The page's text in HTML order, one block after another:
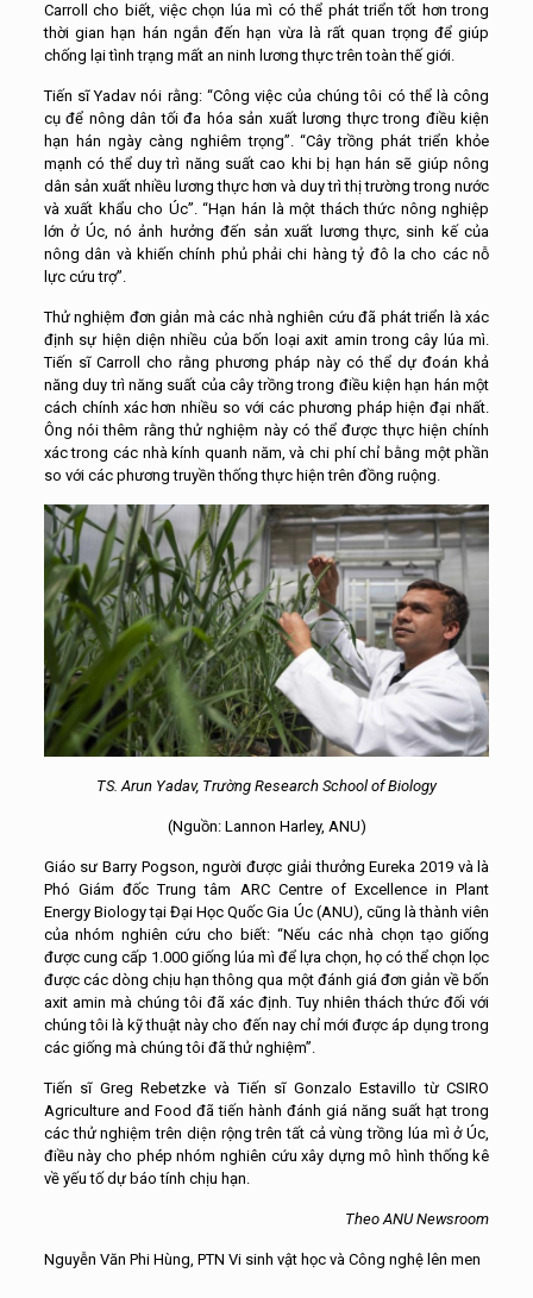
Carroll cho biết, việc chọn lúa mì có thể phát triển tốt hơn trong
thời gian hạn hán ngắn đến hạn vừa là rất quan trọng để giúp
chống lại tình trạng mất an ninh lương thực trên toàn thế giới.
Tiến sĩ Yadav nói rằng: “Công việc của chúng tôi có thể là công
cụ để nông dân tối đa hóa sản xuất lương thực trong điều kiện
hạn hán ngày càng nghiêm trọng”. “Cây trồng phát triển khỏe
mạnh có thể duy trì năng suất cao khi bị hạn hán sẽ giúp nông
dân sản xuất nhiều lương thực hơn và duy trì thị trường trong nước
và xuất khẩu cho Úc”. “Hạn hán là một thách thức nông nghiệp
lớn ở Úc, nó ảnh hưởng đến sản xuất lương thực, sinh kế của
nông dân và khiến chính phủ phải chi hàng tỷ đô la cho các nỗ
lực cứu trợ”.
Thử nghiệm đơn giản mà các nhà nghiên cứu đã phát triển là xác
định sự hiện diện nhiều của bốn loại axit amin trong cây lúa mì.
Tiến sĩ Carroll cho rằng phương pháp này có thể dự đoán khả
năng duy trì năng suất của cây trồng trong điều kiện hạn hán một
cách chính xác hơn nhiều so với các phương pháp hiện đại nhất.
Ông nói thêm rằng thử nghiệm này có thể được thực hiện chính
xác trong các nhà kính quanh năm, và chi phí chỉ bằng một phần
so với các phương truyền thống thực hiện trên đồng ruộng.
TS. Arun Yadav, Trường Research School of Biology
(Nguồn: Lannon Harley, ANU)
Giáo sư Barry Pogson, người được giải thưởng Eureka 2019 và là
Phó Giám đốc Trung tâm ARC Centre of Excellence in Plant
Energy Biology tại Đại Học Quốc Gia Úc (ANU), cũng là thành viên
của nhóm nghiên cứu cho biết: “Nếu các nhà chọn tạo giống
được cung cấp 1.000 giống lúa mì để lựa chọn, họ có thể chọn lọc
được các dòng chịu hạn thông qua một đánh giá đơn giản về bốn
axit amin mà chúng tôi đã xác định. Tuy nhiên thách thức đối với
chúng tôi là kỹ thuật này cho đến nay chỉ mới được áp dụng trong
các giống mà chúng tôi đã thử nghiệm”.
Tiến sĩ Greg Rebetzke và Tiến sĩ Gonzalo Estavillo từ CSIRO
Agriculture and Food đã tiến hành đánh giá năng suất hạt trong
các thử nghiệm trên diện rộng trên tất cả vùng trồng lúa mì ở Úc,
điều này cho phép nhóm nghiên cứu xây dựng mô hình thống kê
về yếu tố dự báo tính chịu hạn.
Theo ANU Newsroom
Nguyễn Văn Phi Hùng, PTN Vi sinh vật học và Công nghệ lên men